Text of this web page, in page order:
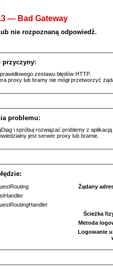
— Bad Gateway
nie rozpoznaną odpowiedź.
przyczyny:
zestawu błędów HTTP.
proxy lub bramy nie mógł przetworzyć
problemu:
i spróbuj rozwiązać problemy z
jest serwer proxy lub bramie.
Żądany
Ścieżka
Metoda
Logowanie